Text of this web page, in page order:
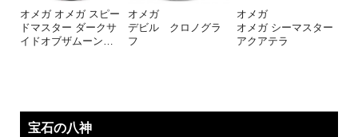
オメガ オメガ スピー
ドマスター ダークサ
イドオブザムーン
オメガ
デビル クロノグラ
フ
オメガ
オメガ シーマスター
アクアテラ
宝石の八神